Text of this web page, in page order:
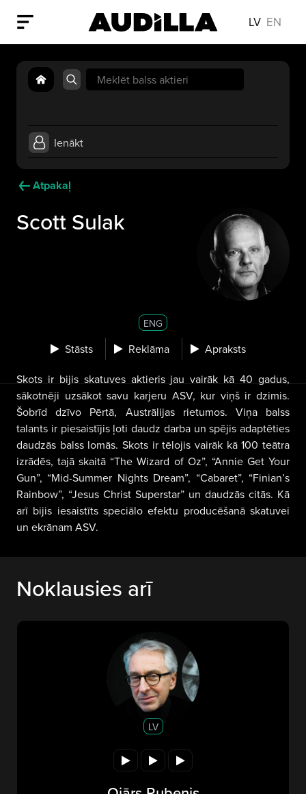
LV EN
Search
for:
Ienākt
Atpakaļ
Scott Sulak
ENG
Stāsts Reklāma Apraksts
Skots ir bijis skatuves aktieris jau vairāk kā 40 gadus,
sākotnēji uzsākot savu karjeru ASV, kur viņš ir dzimis.
Šobrīd dzīvo Pērtā, Austrālijas rietumos. Viņa balss
talants ir piesaistījis ļoti daudz darba un spējis adaptēties
daudzās balss lomās. Skots ir tēlojis vairāk kā 100 teātra
izrādēs, tajā skaitā “The Wizard of Oz”, “Annie Get Your
Gun”, “Mid-Summer Nights Dream”, “Cabaret”, “Finian’s
Rainbow”, “Jesus Christ Superstar” un daudzās citās. Kā
arī bijis iesaistīts speciālo efektu producēšanā skatuvei
un ekrānam ASV.
Noklausies arī
LV